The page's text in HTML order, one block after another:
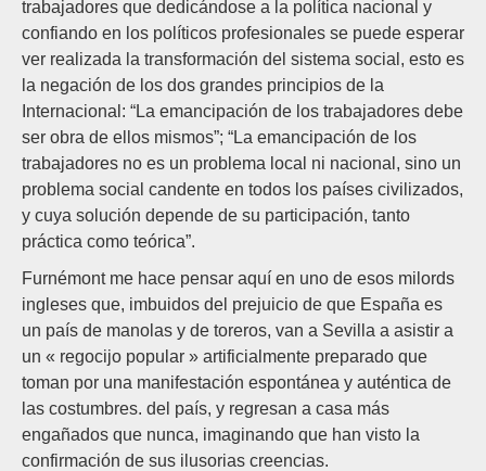
trabajadores que dedicándose a la política nacional y
confiando en los políticos profesionales se puede esperar
ver realizada la transformación del sistema social, esto es
la negación de los dos grandes principios de la
Internacional: “La emancipación de los trabajadores debe
ser obra de ellos mismos”; “La emancipación de los
trabajadores no es un problema local ni nacional, sino un
problema social candente en todos los países civilizados,
y cuya solución depende de su participación, tanto
práctica como teórica”.
Furnémont me hace pensar aquí en uno de esos milords
ingleses que, imbuidos del prejuicio de que España es
un país de manolas y de toreros, van a Sevilla a asistir a
un « regocijo popular » artificialmente preparado que
toman por una manifestación espontánea y auténtica de
las costumbres. del país, y regresan a casa más
engañados que nunca, imaginando que han visto la
confirmación de sus ilusorias creencias.